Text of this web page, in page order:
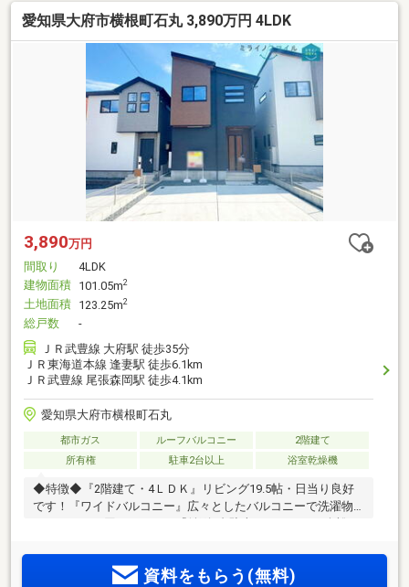
愛知県大府市横根町石丸 3,890万円 4LDK
3,890万円
間取り
4LDK
建物面積 101.05m2
土地面積 123.25m2
総戸数
-
ＪＲ武豊線 大府駅 徒歩35分
ＪＲ東海道本線 逢妻駅 徒歩6.1km
ＪＲ武豊線 尾張森岡駅 徒歩4.1km
愛知県大府市横根町石丸
都市ガス ルーフバルコニー
2階建て
所有権
駐車2台以上 浴室乾燥機
◆特徴◆『2階建て・4ＬＤＫ』リビング19.5帖・日当り良好
です！『ワイドバルコニー』広々としたバルコニーで洗濯物
下収納、シューズボックスもあるため収納スペースには困り
ません！◆設備仕様◆『24時間換気システム』窓を開けなく
資料をもらう(無料)